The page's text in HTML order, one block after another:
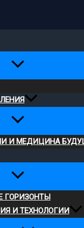
И МЕДИЦИНА
ГОРИЗОНТЫ
И ТЕХНОЛОГИИ